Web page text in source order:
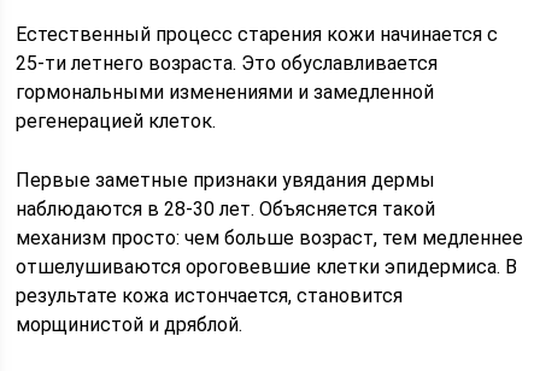
Естественный процесс старения кожи начинается с
25-ти летнего возраста. Это обуславливается
гормональными изменениями и замедленной
регенерацией клеток.
Первые заметные признаки увядания дермы
наблюдаются в 28-30 лет. Объясняется такой
механизм просто: чем больше возраст, тем медленнее
отшелушиваются ороговевшие клетки эпидермиса. В
результате кожа истончается, становится
морщинистой и дряблой.